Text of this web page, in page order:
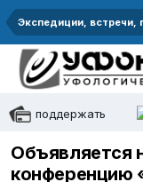
Экспедиции, встречи,
поддержать
Объявляется
конференцию